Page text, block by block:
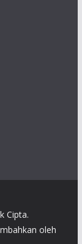
Cipta.
oleh